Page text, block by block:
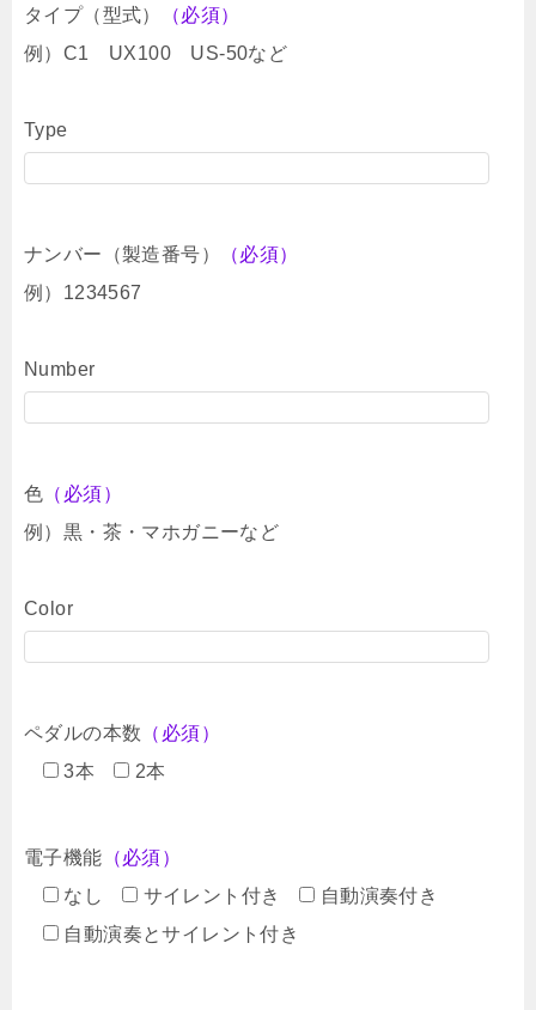
タイプ（型式）
（必須）
例）C1 UX100 US-50など
Type
ナンバー（製造番号）
（必須）
例）1234567
Number
色 （必須）
例）黒・茶・マホガニーなど
Color
ペダルの本数 （必須）
3本
2本
電子機能 （必須）
なし
サイレント付き
自動演奏付き
自動演奏とサイレント付き